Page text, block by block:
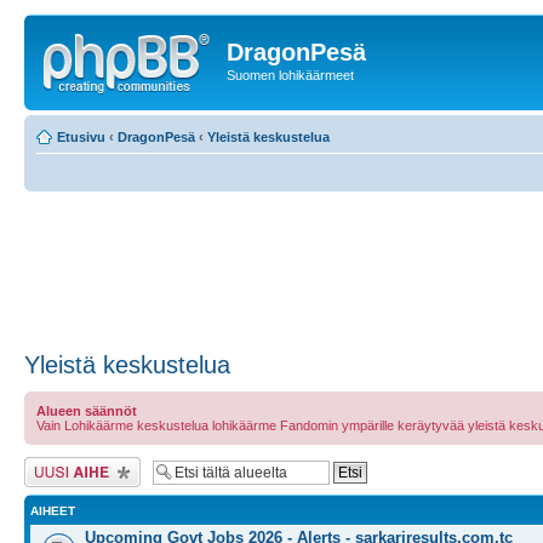
DragonPesä
Suomen lohikäärmeet
Etusivu ‹ DragonPesä ‹ Yleistä keskustelua
Yleistä keskustelua
Alueen säännöt
Vain Lohikäärme keskustelua lohikäärme Fandomin ympärille keräytyvää yleistä
Lähetä uusi viesti
AIHEET
Upcoming Govt Jobs 2026 - Alerts - sarkariresults.com.tc